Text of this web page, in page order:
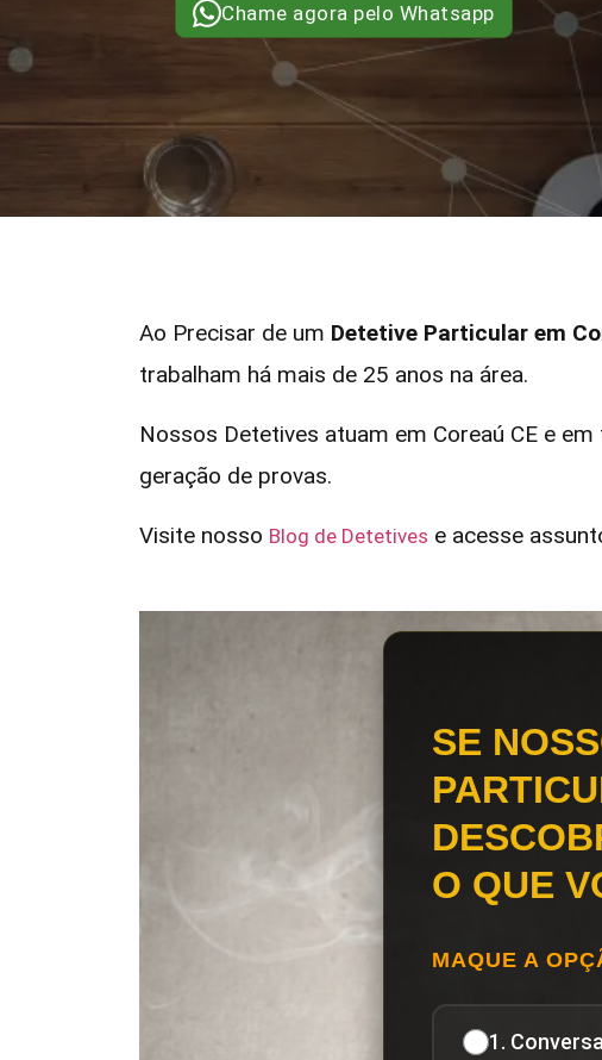
Chame agora pelo Whatsapp
Ao Precisar de um Detetive Particular em
trabalham há mais de 25 anos na área.
Nossos Detetives atuam em Coreaú CE e
geração de provas.
Visite nosso Blog de Detetives e acesse
SE
O QUE
MAQUE A
1.